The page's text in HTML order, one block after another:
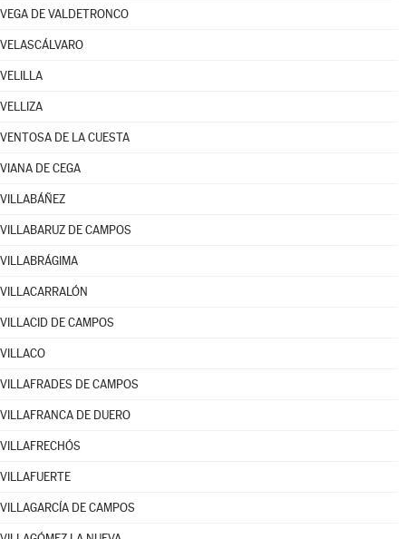
VEGA DE VALDETRONCO
VELASCÁLVARO
VELILLA
VELLIZA
VENTOSA DE LA CUESTA
VIANA DE CEGA
VILLABÁÑEZ
VILLABARUZ DE CAMPOS
VILLABRÁGIMA
VILLACARRALÓN
VILLACID DE CAMPOS
VILLACO
VILLAFRADES DE CAMPOS
VILLAFRANCA DE DUERO
VILLAFRECHÓS
VILLAFUERTE
VILLAGARCÍA DE CAMPOS